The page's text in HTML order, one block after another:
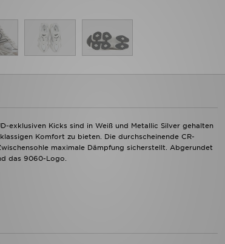
exklusiven Kicks sind in Weiß und Metallic Silver gehalten
Komfort zu bieten. Die durchscheinende CR-
maximale Dämpfung sicherstellt. Abgerundet
das 9060-Logo.